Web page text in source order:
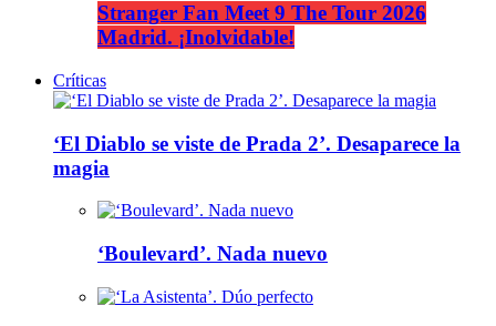
Stranger Fan Meet 9 The Tour 2026
Madrid. ¡Inolvidable!
Críticas
‘El Diablo se viste de Prada 2’. Desaparece la
magia
‘Boulevard’. Nada nuevo